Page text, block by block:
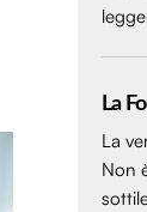
La
La
Non